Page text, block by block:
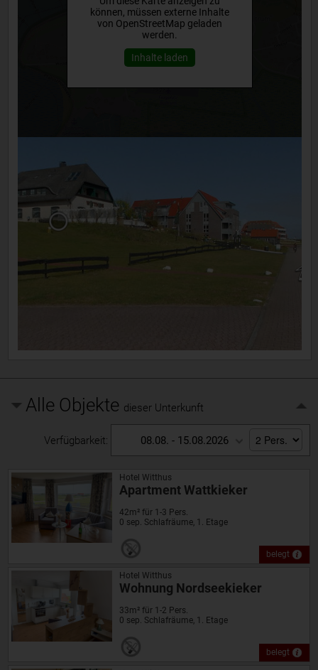
können, müssen externe Inhalte
von OpenStreetMap geladen
werden.
Inhalte laden
Alle Objekte dieser Unterkunft
Verfügbarkeit: 08.08. - 15.08.2026
belegt
Hotel Witthus
Apartment Wattkieker
42m² für 1-3 Pers.
0 sep. Schlafräume, 1. Etage
belegt
Hotel Witthus
Wohnung Nordseekieker
33m² für 1-2 Pers.
0 sep. Schlafräume, 1. Etage